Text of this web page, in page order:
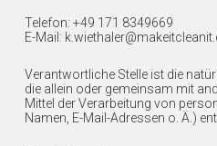
Telefon: +49 171 8349669
E-Mail:
Verantwortliche Stelle ist die
die allein oder gemeinsam mit
Mittel der Verarbeitung von
Namen, E-Mail-Adressen o. Ä.)